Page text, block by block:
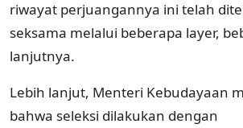
riwayat perjuangannya ini telah
seksama melalui beberapa layer,
lanjutnya.
Lebih lanjut, Menteri Kebudayaan
bahwa seleksi dilakukan dengan